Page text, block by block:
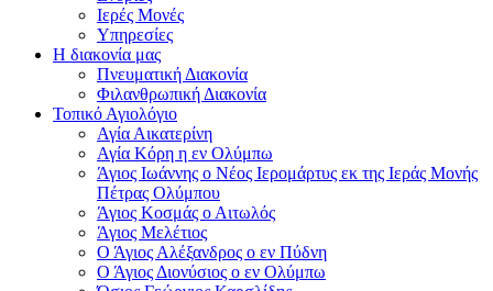
Ιερές Μονές
Υπηρεσίες
Η διακονία μας
Πνευματική Διακονία
Φιλανθρωπική Διακονία
Τοπικό Αγιολόγιο
Αγία Αικατερίνη
Αγία Κόρη η εν Ολύμπω
Άγιος Ιωάννης ο Νέος Ιερομάρτυς εκ της Ιεράς Μονής
Πέτρας Ολύμπου
Άγιος Κοσμάς ο Αιτωλός
Άγιος Μελέτιος
Ο Άγιος Αλέξανδρος ο εν Πύδνη
Ο Άγιος Διονύσιος ο εν Ολύμπω